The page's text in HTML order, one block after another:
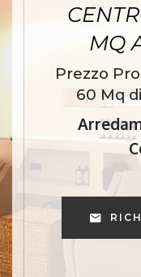
MQ
Prezzo
60 Mq